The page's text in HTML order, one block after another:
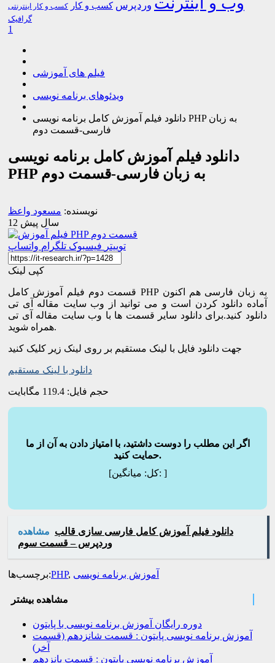
وردپرس کسب و کار کسب و کار اینترنتی
گرافیک
1
فیلم های آموزشی
ویدئوهای برنامه نویسی
دانلود فیلم آموزش کامل برنامه نویسی PHP به زبان
فارسی-قسمت دوم
دانلود فیلم آموزش کامل برنامه نویسی
PHP به زبان فارسی-قسمت دوم
نویسنده: مسعود واعظ
12 سال پیش
توییتر فیسبوک تلگرام واتساپ
کپی لینک
قسمت دوم فیلم آموزش کامل PHP به زبان فارسی هم اکنون
آماده دانلود کردن است و می توانید از وب سایت مقاله آی تی
دانلود کنید.برای دانلود سایر قسمت ها با وب سایت مقاله آی تی
همراه شوید.
جهت دانلود فایل با لینک مستقیم بر روی لینک زیر کلیک کنید
دانلود با لینک مستقیم
حجم فایل: 119.4 مگابایت
اگر این مطلب را دوست داشتید، با امتیاز دادن به آن از ما
حمایت کنید.
[کل:میانگین: ]
مشاهده دانلود فیلم آموزش کامل فارسی سازی قالب
وردپرس – قسمت سوم
برچسب‌ها:PHP, آموزش برنامه نویسی
مشاهده بیشتر
دوره رایگان آموزش برنامه نویسی با پایتون
آموزش برنامه نویسی پایتون : قسمت شانزدهم (قسمت
آخر)
آموزش برنامه نویسی پایتون : قسمت پانزدهم